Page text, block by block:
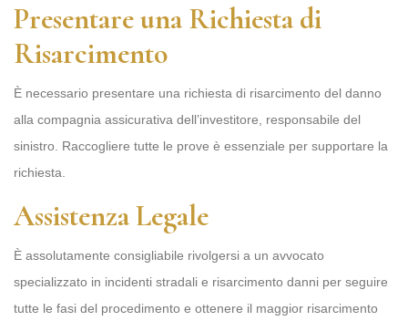
Presentare una Richiesta di
Risarcimento
È necessario presentare una richiesta di risarcimento del danno
alla compagnia assicurativa dell’investitore, responsabile del
sinistro. Raccogliere tutte le prove è essenziale per supportare la
richiesta.
Assistenza Legale
È assolutamente consigliabile rivolgersi a un avvocato
specializzato in incidenti stradali e risarcimento danni per seguire
tutte le fasi del procedimento e ottenere il maggior risarcimento